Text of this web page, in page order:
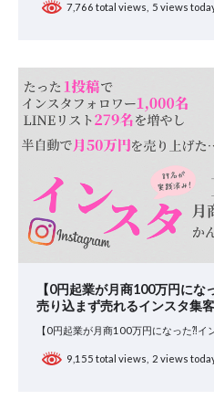
7,766 total views, 5 views
【0円起業が月商100万円にな
売り込まず売れるインスタ集
【0円起業が月商100万円になった⁈イ
9,155 total views, 2 views